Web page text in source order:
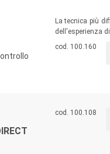
La tecnica più
dell'esperienza
cod. 100.160
cod. 100.108